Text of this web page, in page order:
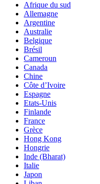
Afrique du sud
Allemagne
Argentine
Australie
Belgique
Brésil
Cameroun
Canada
Chine
Côte d’Ivoire
Espagne
Etats-Unis
Finlande
France
Grèce
Hong Kong
Hongrie
Inde (Bharat)
Italie
Japon